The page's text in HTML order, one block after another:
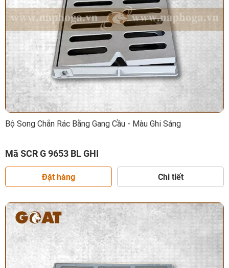
Bộ Song Chắn Rác Bằng Gang Cầu - Màu Ghi Sáng
Mã SCR G 9653 BL GHI
Đặt hàng Chi tiết